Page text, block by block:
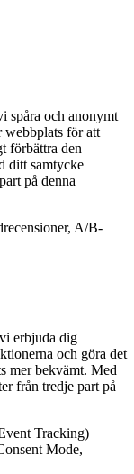
spåra och anonymt
webbplats för att
förbättra den
ditt samtycke
på denna
A/B-
erbjuda dig
och göra det
mer bekvämt. Med
från tredje part på
Tracking)
Mode,